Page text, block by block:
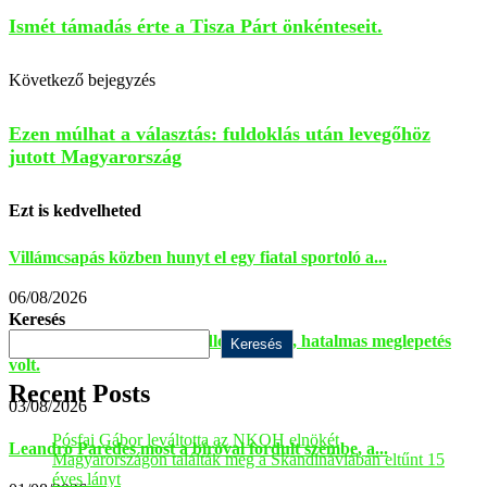
Ismét támadás érte a Tisza Párt önkénteseit.
Következő bejegyzés
Ezen múlhat a választás: fuldoklás után levegőhöz
jutott Magyarország
Ezt is kedvelheted
Villámcsapás közben hunyt el egy fiatal sportoló a...
06/08/2026
Saját beosztottjai vitték padlóra Kokót, hatalmas meglepetés
volt.
03/08/2026
Leandro Paredes most a bíróval fordult szembe, a...
Keresés
Keresés
Recent Posts
Pósfai Gábor leváltotta az NKOH elnökét
Magyarországon találták meg a Skandináviában eltűnt 15
éves lányt